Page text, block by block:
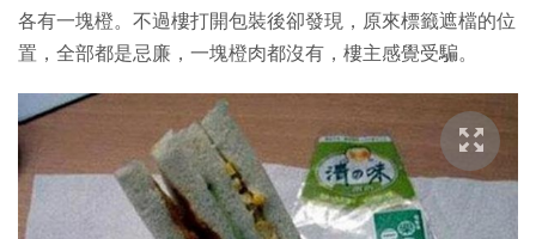
各有一塊橙。不過樓打開包裝後卻發現，原來標籤遮檔的位
置，全部都是忌廉，一塊橙肉都沒有，樓主感覺受騙。